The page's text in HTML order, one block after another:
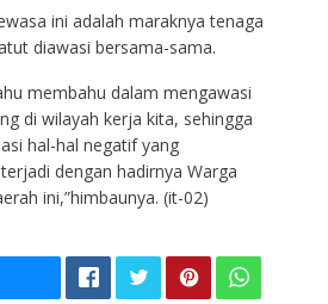
ini adalah maraknya tenaga
diawasi bersama-sama.
membahu dalam mengawasi
di wilayah kerja kita, sehingga
hal-hal negatif yang
dengan hadirnya Warga
ini,”himbaunya. (it-02)